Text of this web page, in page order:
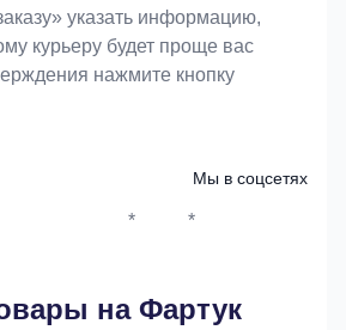
указать информацию,
курьеру будет проще вас
нажмите кнопку
Мы в соцсетях
* *
на Фартук